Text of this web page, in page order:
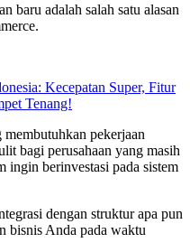
baru adalah salah satu alasan
Kecepatan Super, Fitur
Tenang!
pekerjaan
bagi perusahaan yang masih
ingin berinvestasi pada sistem
dengan struktur apa pun
bisnis Anda pada waktu